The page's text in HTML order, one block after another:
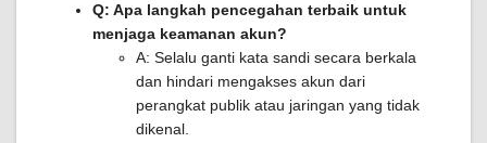
Q: Apa langkah pencegahan terbaik untuk
menjaga keamanan akun?
A: Selalu ganti kata sandi secara berkala
dan hindari mengakses akun dari
perangkat publik atau jaringan yang tidak
dikenal.